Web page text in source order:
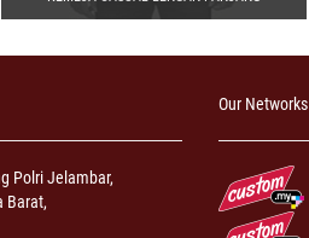
Polri Jelambar,
Barat,
Our Networks